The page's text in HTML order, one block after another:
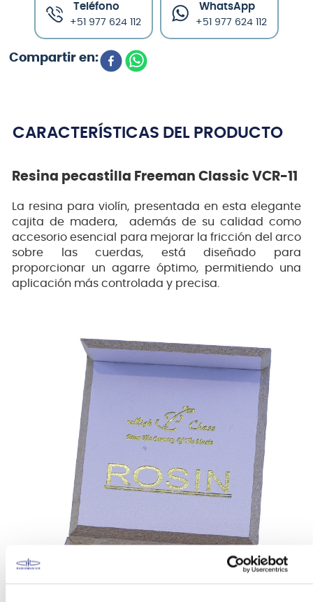
Teléfono
+51 977 624 112
WhatsApp
+51 977 624 112
CARACTERÍSTICAS DEL PRODUCTO
Resina pecastilla Freeman Classic VCR-11
La resina para violín, presentada en esta elegante
cajita de madera, además de su calidad como
accesorio esencial para mejorar la fricción del arco
sobre las cuerdas, está diseñado para
proporcionar un agarre óptimo, permitiendo una
aplicación más controlada y precisa.